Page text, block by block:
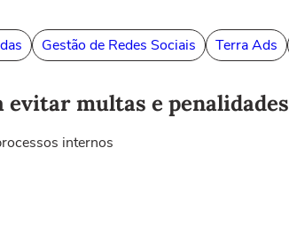
Gestão de Redes Sociais Terra Ads
evitar multas e penalidades
internos